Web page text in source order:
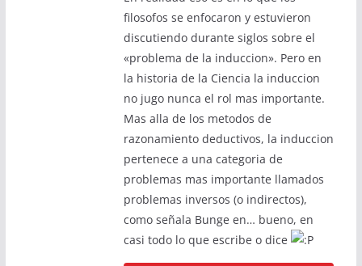
filosofos se enfocaron y estuvieron
discutiendo durante siglos sobre el
«problema de la induccion». Pero en
la historia de la Ciencia la induccion
no jugo nunca el rol mas importante.
Mas alla de los metodos de
razonamiento deductivos, la induccion
pertenece a una categoria de
problemas mas importante llamados
problemas inversos (o indirectos),
como señala Bunge en… bueno, en
casi todo lo que escribe o dice